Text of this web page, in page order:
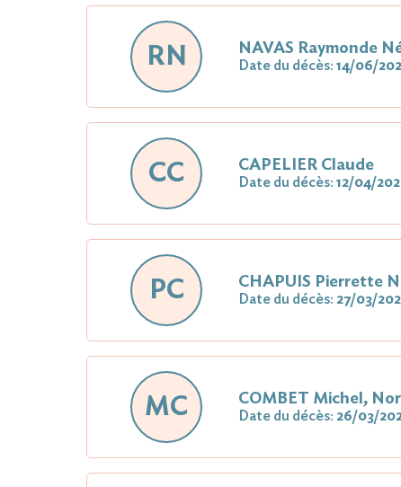
RN NAVAS Raymonde
Date du décès: 14/06/
CC CAPELIER Claude
Date du décès: 12/04/
PC CHAPUIS Pierrette
Date du décès: 27/03/
MC COMBET Michel,
Date du décès: 26/03/